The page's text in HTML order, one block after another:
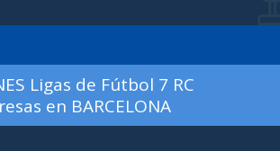
Ligas de Fútbol 7 RC
en BARCELONA